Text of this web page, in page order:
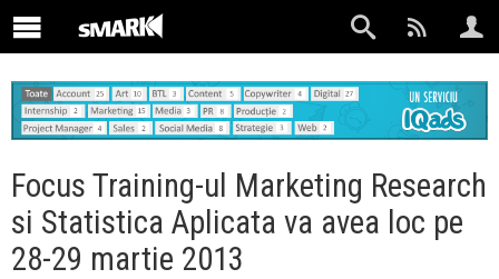
Focus Training-ul Marketing Research
si Statistica Aplicata va avea loc pe
28-29 martie 2013